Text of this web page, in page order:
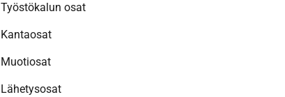
Työstökalun osat‌
Kantaosat‌
Muotiosat‌
Lähetysosat‌